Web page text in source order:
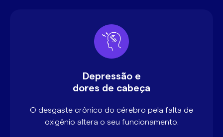
Depressão e
dores de cabeça
O desgaste crônico do cérebro pela falta de
oxigênio altera o seu funcionamento.